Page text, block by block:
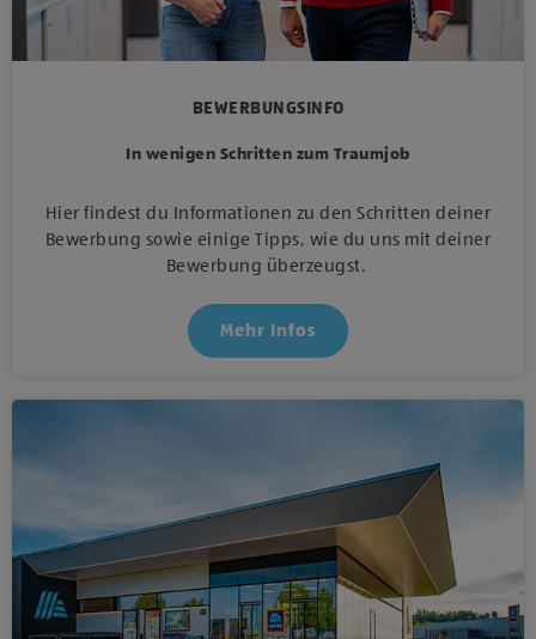
BEWERBUNGSINFO
In wenigen Schritten zum Traumjob
Hier findest du Informationen zu den Schritten deiner
Bewerbung sowie einige Tipps, wie du uns mit deiner
Bewerbung überzeugst.
Mehr Infos